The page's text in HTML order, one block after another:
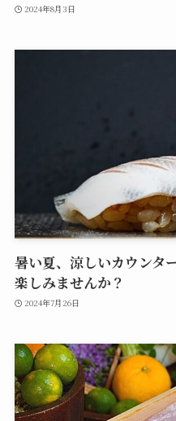
2024年8月3日
暑い夏、涼しいカウンタ
楽しみませんか？
2024年7月26日